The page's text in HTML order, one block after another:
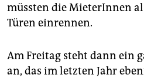
müssten die MieterInnen
Türen einrennen.
Am Freitag steht dann ein
an, das im letzten Jahr